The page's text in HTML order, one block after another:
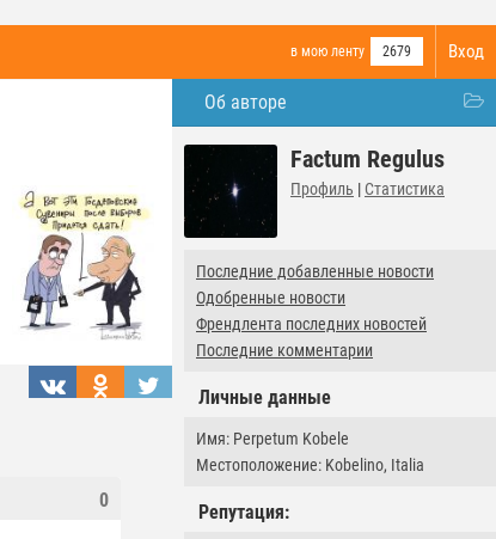
Вход
в мою ленту 2679
Об авторе
Factum Regulus
Профиль | Статистика
Последние добавленные новости
Одобренные новости
Френдлента последних новостей
Последние комментарии
Личные данные
Имя: Perpetum Kobele
Местоположение: Kobelino, Italia
Репутация:
0